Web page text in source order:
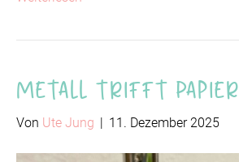
Metall trifft Papier
Von Ute Jung | 11. Dezember 2025